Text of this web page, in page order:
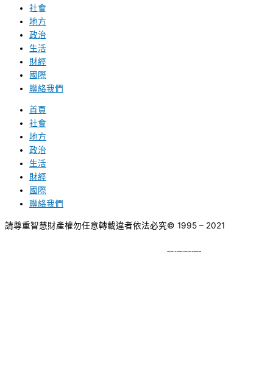
社會
地方
政治
生活
財經
國際
聯絡我們
首頁
社會
地方
政治
生活
財經
國際
聯絡我們
請尊重智慧財產權勿任意轉載違者依法必究© 1995 – 2021